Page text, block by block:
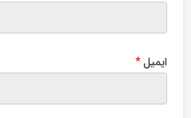
ایمیل *